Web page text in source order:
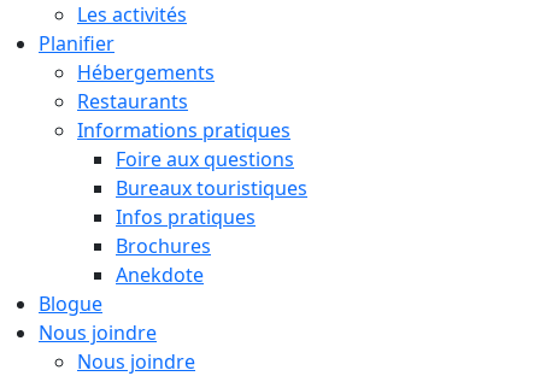
Les activités
Planifier
Hébergements
Restaurants
Informations pratiques
Foire aux questions
Bureaux touristiques
Infos pratiques
Brochures
Anekdote
Blogue
Nous joindre
Nous joindre